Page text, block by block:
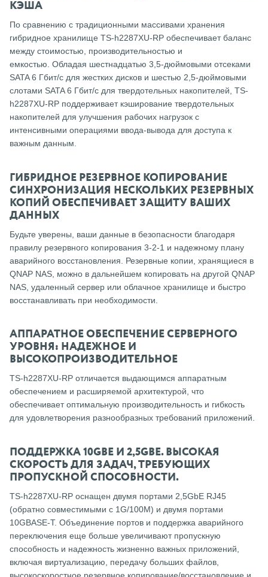
КЭША
По сравнению с традиционными массивами хранения
гибридное хранилище TS-h2287XU-RP обеспечивает баланс
между стоимостью, производительностью и
емкостью. Обладая шестнадцатью 3,5-дюймовыми отсеками
SATA 6 Гбит/с для жестких дисков и шестью 2,5-дюймовыми
слотами SATA 6 Гбит/с для твердотельных накопителей, TS-
h2287XU-RP поддерживает кэширование твердотельных
накопителей для улучшения рабочих нагрузок с
интенсивными операциями ввода-вывода для доступа к
важным данным.
ГИБРИДНОЕ РЕЗЕРВНОЕ КОПИРОВАНИЕ
СИНХРОНИЗАЦИЯ НЕСКОЛЬКИХ РЕЗЕРВНЫХ
КОПИЙ ОБЕСПЕЧИВАЕТ ЗАЩИТУ ВАШИХ
ДАННЫХ
Будьте уверены, ваши данные в безопасности благодаря
правилу резервного копирования 3-2-1 и надежному плану
аварийного восстановления. Резервные копии, хранящиеся в
QNAP NAS, можно в дальнейшем копировать на другой QNAP
NAS, удаленный сервер или облачное хранилище и быстро
восстанавливать при необходимости.
АППАРАТНОЕ ОБЕСПЕЧЕНИЕ СЕРВЕРНОГО
УРОВНЯ: НАДЕЖНОЕ И
ВЫСОКОПРОИЗВОДИТЕЛЬНОЕ
TS-h2287XU-RP отличается выдающимся аппаратным
обеспечением и расширяемой архитектурой, что
обеспечивает оптимальную производительность и гибкость
для удовлетворения разнообразных требований приложений.
ПОДДЕРЖКА 10GBE И 2,5GBE. ВЫСОКАЯ
СКОРОСТЬ ДЛЯ ЗАДАЧ, ТРЕБУЮЩИХ
ПРОПУСКНОЙ СПОСОБНОСТИ.
TS-h2287XU-RP оснащен двумя портами 2,5GbE RJ45
(обратно совместимыми с 1G/100M) и двумя портами
10GBASE-T. Объединение портов и поддержка аварийного
переключения еще больше увеличивают пропускную
способность и надежность жизненно важных приложений,
включая виртуализацию, передачу больших файлов,
высокоскоростное резервное копирование/восстановление и